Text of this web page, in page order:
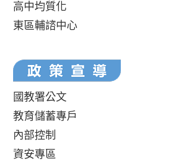
高中均質化
東區輔諮中心
國教署公文
教育儲蓄專戶
內部控制
資安專區